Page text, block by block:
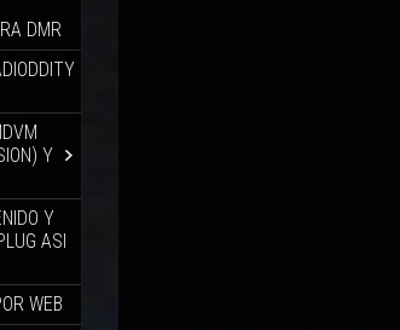
DMR
Y
Y
ASI
WEB